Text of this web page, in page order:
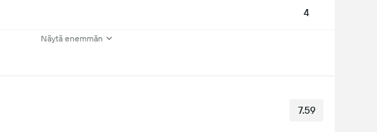
4
Näytä enemmän
7.59